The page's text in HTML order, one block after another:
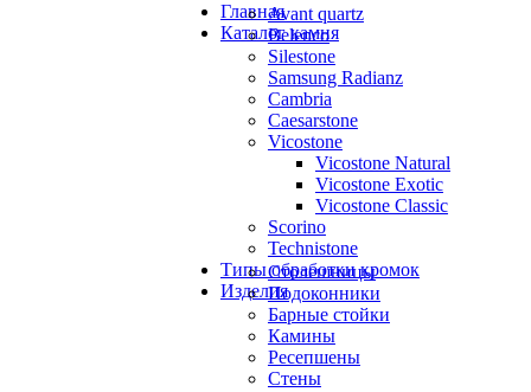
Главная
Каталог камня
Avant quartz
Belenco
Silestone
Samsung Radianz
Сambria
Сaesarstone
Vicostone
Vicostone Natural
Vicostone Exotic
Vicostone Classic
Scorino
Technistone
Типы обработки кромок
Изделия
Столешницы
Подоконники
Барные стойки
Камины
Ресепшены
Стены